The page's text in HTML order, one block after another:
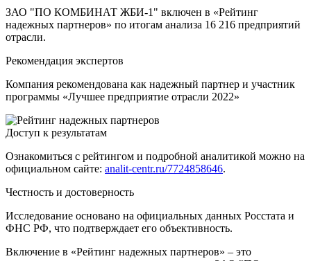
ЗАО "ПО КОМБИНАТ ЖБИ-1" включен в «Рейтинг
надежных партнеров» по итогам анализа 16 216 предприятий
отрасли.
Рекомендация экспертов
Компания рекомендована как надежный партнер и участник
программы «Лучшее предприятие отрасли 2022»
Доступ к результатам
Ознакомиться с рейтингом и подробной аналитикой можно на
официальном сайте: analit-centr.ru/7724858646.
Честность и достоверность
Исследование основано на официальных данных Росстата и
ФНС РФ, что подтверждает его объективность.
Включение в «Рейтинг надежных партнеров» – это